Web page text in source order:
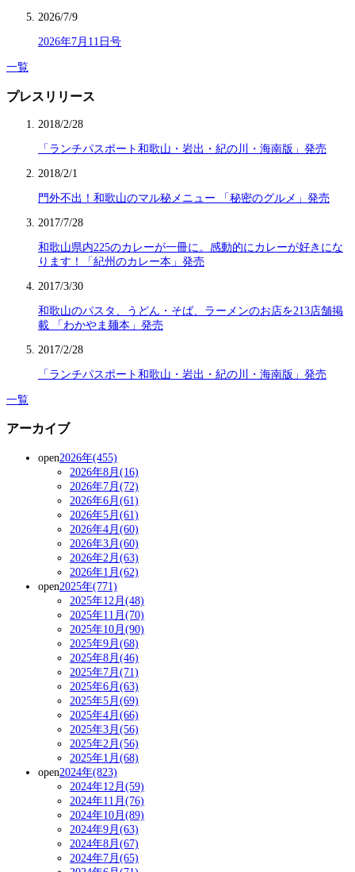
2026/7/9
2026年7月11日号
一覧
プレスリリース
2018/2/28
「ランチパスポート和歌山・岩出・紀の川・海南版」発売
2018/2/1
門外不出！和歌山のマル秘メニュー 「秘密のグルメ」発売
2017/7/28
和歌山県内225のカレーが一冊に。感動的にカレーが好きにな
ります！「紀州のカレー本」発売
2017/3/30
和歌山のパスタ、うどん・そば、ラーメンのお店を213店舗掲
載 「わかやま麺本」発売
2017/2/28
「ランチパスポート和歌山・岩出・紀の川・海南版」発売
一覧
アーカイブ
open2026年(455)
2026年8月(16)
2026年7月(72)
2026年6月(61)
2026年5月(61)
2026年4月(60)
2026年3月(60)
2026年2月(63)
2026年1月(62)
open2025年(771)
2025年12月(48)
2025年11月(70)
2025年10月(90)
2025年9月(68)
2025年8月(46)
2025年7月(71)
2025年6月(63)
2025年5月(69)
2025年4月(66)
2025年3月(56)
2025年2月(56)
2025年1月(68)
open2024年(823)
2024年12月(59)
2024年11月(76)
2024年10月(89)
2024年9月(63)
2024年8月(67)
2024年7月(65)